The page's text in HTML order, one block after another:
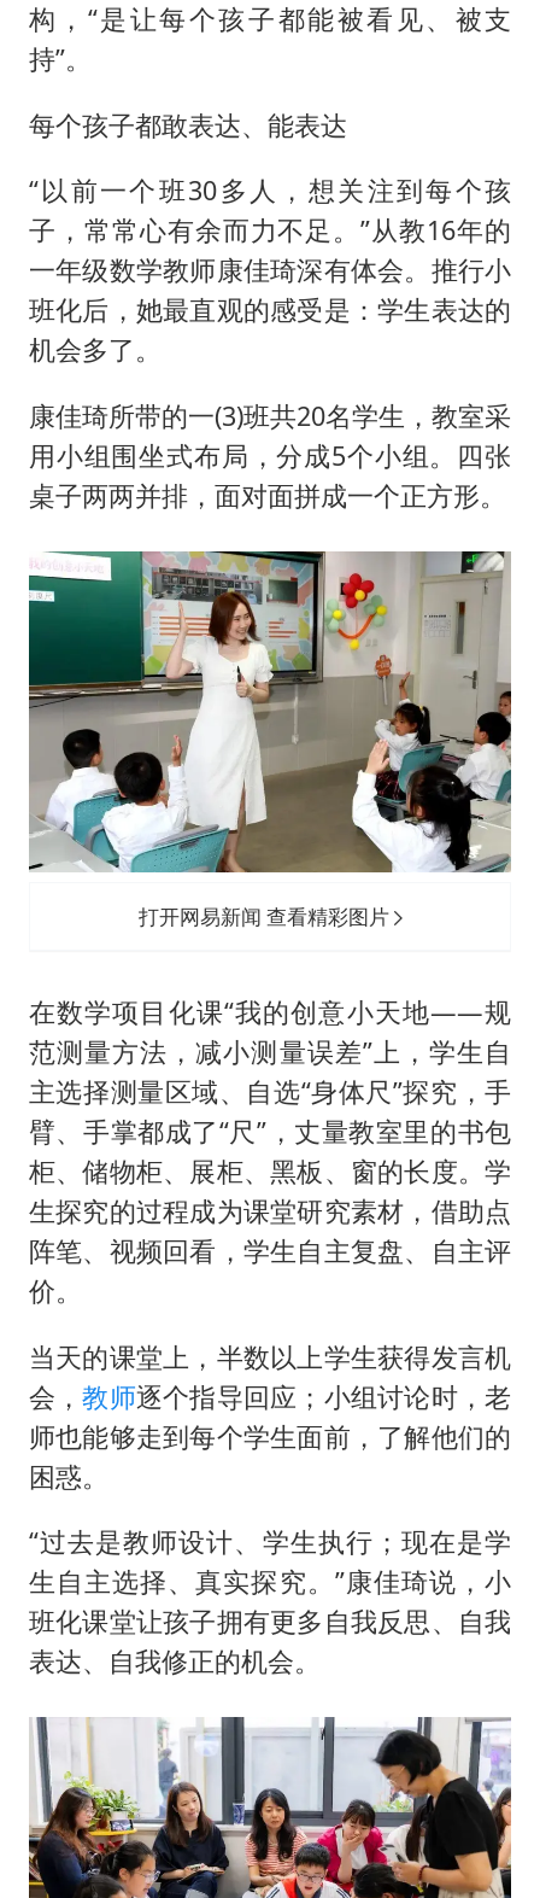
构，“是让每个孩子都能被看见、被支
持”。
每个孩子都敢表达、能表达
“以前一个班30多人，想关注到每个孩
子，常常心有余而力不足。”从教16年的
一年级数学教师康佳琦深有体会。推行小
班化后，她最直观的感受是：学生表达的
机会多了。
康佳琦所带的一(3)班共20名学生，教室采
用小组围坐式布局，分成5个小组。四张
桌子两两并排，面对面拼成一个正方形。
打开网易新闻 查看精彩图片
在数学项目化课“我的创意小天地——规
范测量方法，减小测量误差”上，学生自
主选择测量区域、自选“身体尺”探究，手
臂、手掌都成了“尺”，丈量教室里的书包
柜、储物柜、展柜、黑板、窗的长度。学
生探究的过程成为课堂研究素材，借助点
阵笔、视频回看，学生自主复盘、自主评
价。
当天的课堂上，半数以上学生获得发言机
会，教师逐个指导回应；小组讨论时，老
师也能够走到每个学生面前，了解他们的
困惑。
“过去是教师设计、学生执行；现在是学
生自主选择、真实探究。”康佳琦说，小
班化课堂让孩子拥有更多自我反思、自我
表达、自我修正的机会。